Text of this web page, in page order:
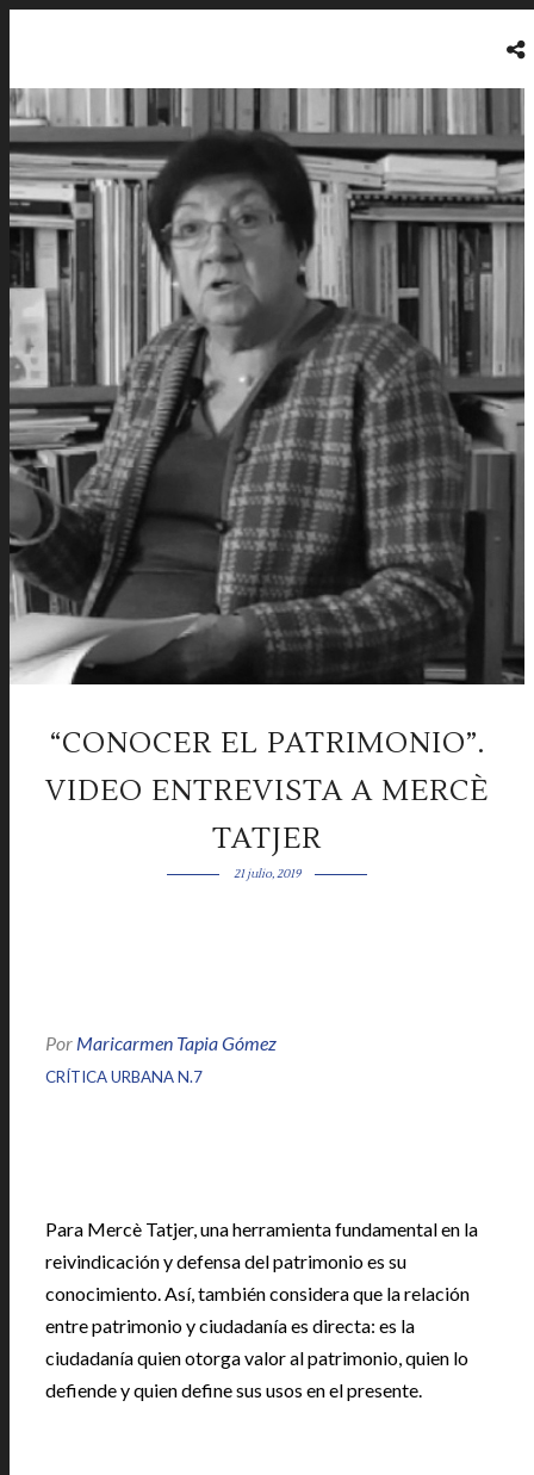
“CONOCER EL PATRIMONIO”.
VIDEO ENTREVISTA A MERCÈ
TATJER
21 julio, 2019
Por Maricarmen Tapia Gómez
CRÍTICA URBANA N.7
Para Mercè Tatjer, una herramienta fundamental en la
reivindicación y defensa del patrimonio es su
conocimiento. Así, también considera que la relación
entre patrimonio y ciudadanía es directa: es la
ciudadanía quien otorga valor al patrimonio, quien lo
defiende y quien define sus usos en el presente.